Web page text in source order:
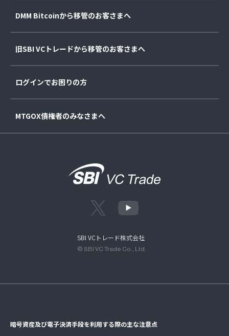
DMM Bitcoinから移管のお客さまへ
旧SBI VCトレードから移管のお客さまへ
ログインでお困りの方
MTGOX債権者のみなさまへ
SBI VCトレード株式会社
© SBI VC Trade Co., Ltd.
暗号資産及び電子決済手段を利用する際の主な注意点